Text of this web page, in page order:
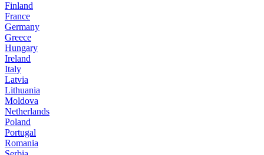
Finland
France
Germany
Greece
Hungary
Ireland
Italy
Latvia
Lithuania
Moldova
Netherlands
Poland
Portugal
Romania